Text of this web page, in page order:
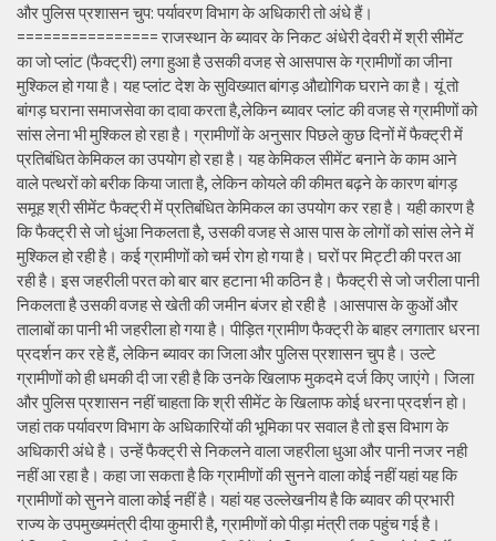
और पुलिस प्रशासन चुप: पर्यावरण विभाग के अधिकारी तो अंधे हैं।
================ राजस्थान के ब्यावर के निकट अंधेरी देवरी में श्री सीमेंट
का जो प्लांट (फैक्ट्री) लगा हुआ है उसकी वजह से आसपास के ग्रामीणों का जीना
मुश्किल हो गया है। यह प्लांट देश के सुविख्यात बांगड़ औद्योगिक घराने का है। यूं तो
बांगड़ घराना समाजसेवा का दावा करता है,लेकिन ब्यावर प्लांट की वजह से ग्रामीणों को
सांस लेना भी मुश्किल हो रहा है। ग्रामीणों के अनुसार पिछले कुछ दिनों में फैक्ट्री में
प्रतिबंधित केमिकल का उपयोग हो रहा है। यह केमिकल सीमेंट बनाने के काम आने
वाले पत्थरों को बरीक किया जाता है, लेकिन कोयले की कीमत बढ़ने के कारण बांगड़
समूह श्री सीमेंट फैक्ट्री में प्रतिबंधित केमिकल का उपयोग कर रहा है। यही कारण है
कि फैक्ट्री से जो धुंआ निकलता है, उसकी वजह से आस पास के लोगों को सांस लेने में
मुश्किल हो रही है। कई ग्रामीणों को चर्म रोग हो गया है। घरों पर मिट्टी की परत आ
रही है। इस जहरीली परत को बार बार हटाना भी कठिन है। फैक्ट्री से जो जरीला पानी
निकलता है उसकी वजह से खेती की जमीन बंजर हो रही है ।आसपास के कुओं और
तालाबों का पानी भी जहरीला हो गया है। पीड़ित ग्रामीण फैक्ट्री के बाहर लगातार धरना
प्रदर्शन कर रहे हैं, लेकिन ब्यावर का जिला और पुलिस प्रशासन चुप है। उल्टे
ग्रामीणों को ही धमकी दी जा रही है कि उनके खिलाफ मुकदमे दर्ज किए जाएंगे। जिला
और पुलिस प्रशासन नहीं चाहता कि श्री सीमेंट के खिलाफ कोई धरना प्रदर्शन हो।
जहां तक पर्यावरण विभाग के अधिकारियों की भूमिका पर सवाल है तो इस विभाग के
अधिकारी अंधे है। उन्हें फैक्ट्री से निकलने वाला जहरीला धुआ और पानी नजर नही
नहीं आ रहा है। कहा जा सकता है कि ग्रामीणों की सुनने वाला कोई नहीं यहां यह कि
ग्रामीणों को सुनने वाला कोई नहीं है। यहां यह उल्लेखनीय है कि ब्यावर की प्रभारी
राज्य के उपमुख्यमंत्री दीया कुमारी है, ग्रामीणों को पीड़ा मंत्री तक पहुंच गई है।